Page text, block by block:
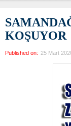
KOŞUYOR
Published on: 25 Mart